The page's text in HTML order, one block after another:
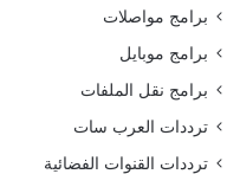
برامج مواصلات
برامج موبايل
برامج نقل الملفات
ترددات العرب سات
ترددات القنوات الفضائية